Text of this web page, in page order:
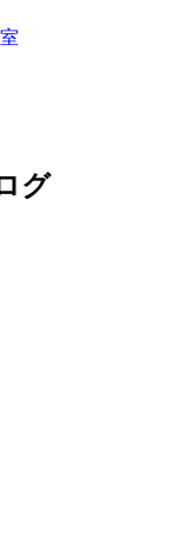
グ